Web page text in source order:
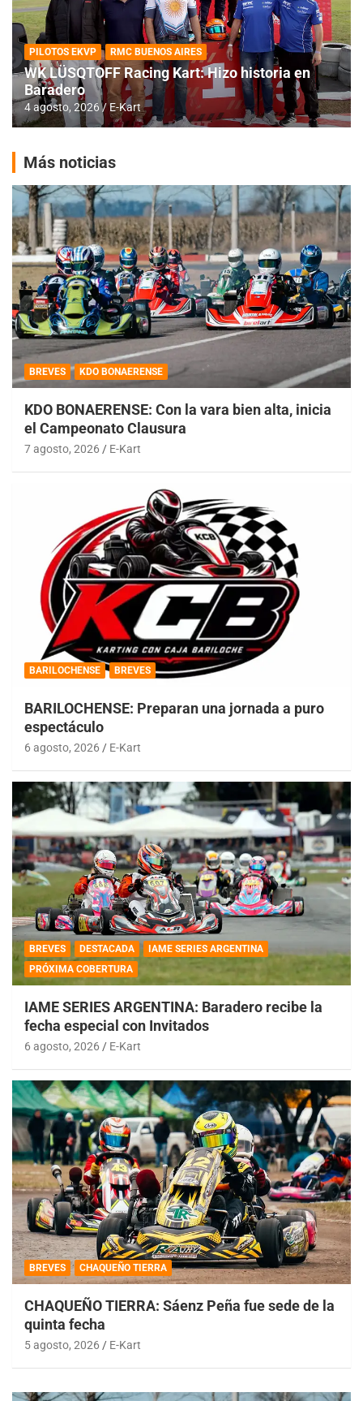
PILOTOS EKVP RMC BUENOS AIRES
WK LÜSQTOFF Racing Kart: Hizo historia en
Baradero
4 agosto, 2026 E-Kart
Más noticias
BREVES KDO BONAERENSE
KDO BONAERENSE: Con la vara bien alta, inicia
el Campeonato Clausura
7 agosto, 2026 E-Kart
BARILOCHENSE BREVES
BARILOCHENSE: Preparan una jornada a puro
espectáculo
6 agosto, 2026 E-Kart
BREVES DESTACADA
IAME SERIES ARGENTINA
PRÓXIMA COBERTURA
IAME SERIES ARGENTINA: Baradero recibe la
fecha especial con Invitados
6 agosto, 2026 E-Kart
BREVES CHAQUEÑO TIERRA
CHAQUEÑO TIERRA: Sáenz Peña fue sede de la
quinta fecha
5 agosto, 2026 E-Kart